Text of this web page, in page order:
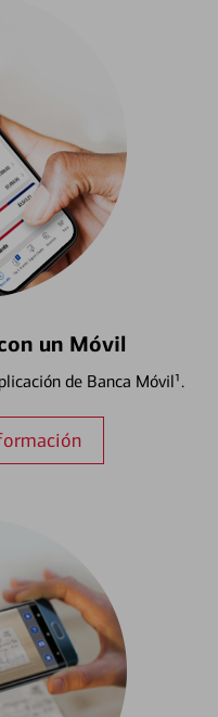
un Móvil
de Banca Móvil¹.